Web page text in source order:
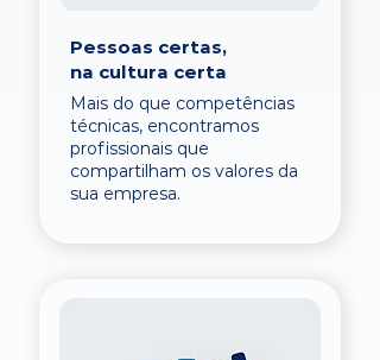
Pessoas certas,
na cultura certa
Mais do que competências
técnicas, encontramos
profissionais que
compartilham os valores da
sua empresa.